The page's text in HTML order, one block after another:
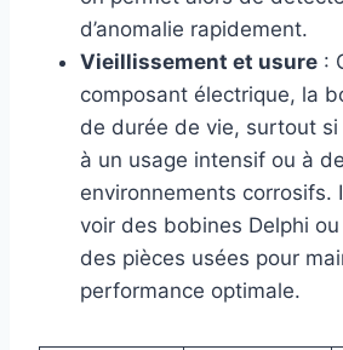
d’anomalie rapidement.
Vieillissement et usure :
composant électrique, la
de durée de vie, surtout
à un usage intensif ou à
environnements corrosifs.
voir des bobines Delphi
des pièces usées pour
performance optimale.